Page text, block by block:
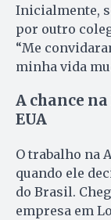
Inicialmente,
por outro
“Me
minha vida
A chance na
EUA
O trabalho na
quando ele
do Brasil.
empresa em